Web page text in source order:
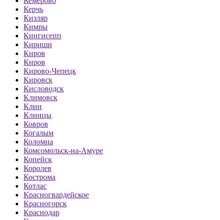
Керчь
Кизляр
Кимры
Кингисепп
Кириши
Киров
Киров
Кирово-Чепецк
Кировск
Кисловодск
Климовск
Клин
Клинцы
Ковров
Когалым
Коломна
Комсомольск-на-Амуре
Копейск
Королев
Кострома
Котлас
Красногвардейское
Красногорск
Краснодар